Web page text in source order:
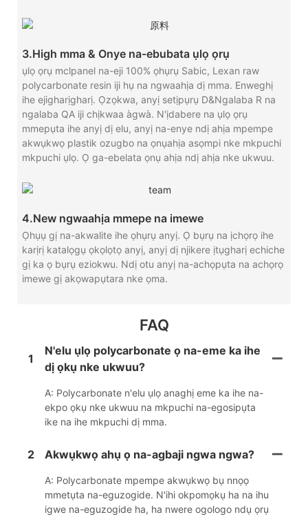
3.High mma & Onye na-ebubata ụlọ ọrụ
ụlọ ọrụ mclpanel na-eji 100% ọhụrụ Sabic, Lexan raw
polycarbonate resin iji hụ na ngwaahịa dị mma. Enweghị
ihe ejigharịgharị. Ọzọkwa, anyị setịpụrụ D&Ngalaba R na
ngalaba QA iji chịkwaa àgwà. N'ịdabere na ụlọ ọrụ
mmepụta ihe anyị dị elu, anyị na-enye ndị ahịa mpempe
akwụkwọ plastik ozugbo na ọnụahịa asọmpi nke mkpuchi
mkpuchi ụlọ. Ọ ga-ebelata ọnụ ahịa ndị ahịa nke ukwuu.
4.New ngwaahịa mmepe na imewe
Ọhụụ gị na-akwalite ihe ọhụrụ anyị. Ọ bụrụ na ịchọrọ ihe
karịrị katalọgụ ọkọlọtọ anyị, anyị dị njikere ịtụgharị echiche
gị ka ọ bụrụ eziokwu. Ndị otu anyị na-achọpụta na achọrọ
imewe gị akọwapụtara nke ọma.
FAQ
1
N'elu ụlọ polycarbonate ọ na-eme ka ihe
dị ọkụ nke ukwuu?
A: Polycarbonate n'elu ụlọ anaghị eme ka ihe na-
ekpo ọkụ nke ukwuu na mkpuchi na-egosipụta
ike na ihe mkpuchi dị mma.
2 Akwụkwọ ahụ ọ na-agbaji ngwa ngwa?
A: Polycarbonate mpempe akwụkwọ bụ nnọọ
mmetụta na-eguzogide. N'ihi okpomọkụ ha na ihu
igwe na-eguzogide ha, ha nwere ogologo ndụ ọrụ